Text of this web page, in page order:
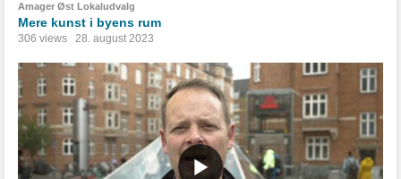
Amager Øst Lokaludvalg
Mere kunst i byens rum
306 views 28. august 2023